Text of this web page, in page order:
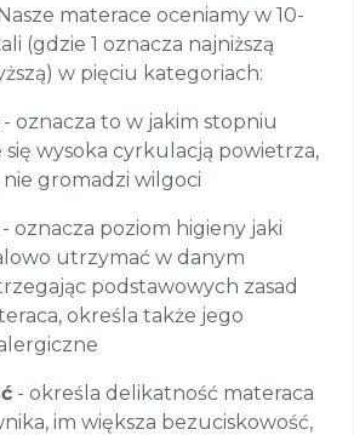
materace oceniamy w 10-
(gdzie 1 oznacza najniższą
w pięciu kategoriach:
- oznacza to w jakim stopniu
wysoka cyrkulacją powietrza,
gromadzi wilgoci
- oznacza poziom higieny jaki
utrzymać w danym
podstawowych zasad
określa także jego
- określa delikatność materaca
im większa bezuciskowość,